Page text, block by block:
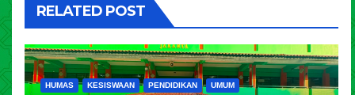
RELATED POST
HUMAS KESISWAAN PENDIDIKAN UMUM